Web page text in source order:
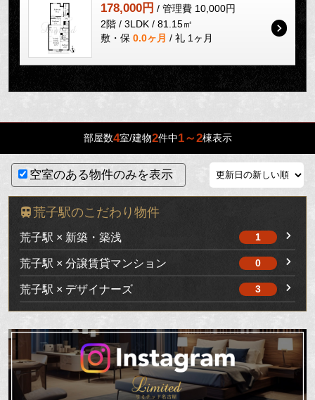
178,000円 / 管理費 10,000円
2階 / 3LDK / 81.15㎡
敷・保 0.0ヶ月 / 礼 1ヶ月
部屋数4室/建物2件中1～2棟表示
空室のある物件のみを表示
荒子駅のこだわり物件
荒子駅 × 新築・築浅 1
荒子駅 × 分譲賃貸マンション 0
荒子駅 × デザイナーズ 3